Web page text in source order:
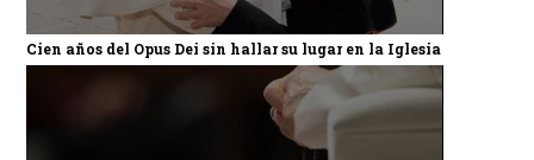
Cien años del Opus Dei sin hallar su lugar en la Iglesia